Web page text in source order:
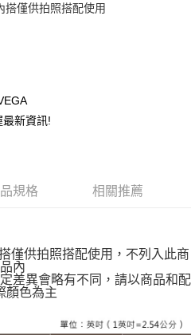
星展（台灣）商業銀行
)免運費
)免運費
)免運費
搭僅供拍照搭配使用
新資訊!
規格 相關推薦
僅供拍照搭配使用，不列入此商
品內
差異會略有不同，請以商品和配
顏色為主